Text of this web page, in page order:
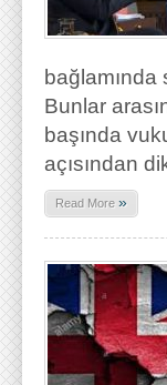
Bunlar
başında
açısından
Read More »